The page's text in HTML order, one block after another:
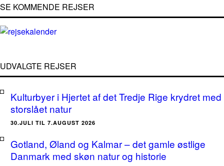
SE KOMMENDE REJSER
UDVALGTE REJSER
Kulturbyer i Hjertet af det Tredje Rige krydret med
storslået natur
30.JULI TIL 7.AUGUST 2026
Gotland, Øland og Kalmar – det gamle østlige
Danmark med skøn natur og historie